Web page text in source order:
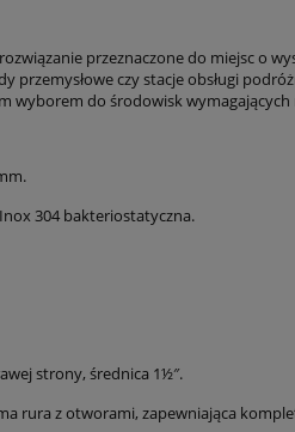
przeznaczone do miejsc o
przemysłowe czy stacje obsługi
wyborem do środowisk
304 bakteriostatyczna.
strony, średnica 1½″.
rura z otworami, zapewniająca